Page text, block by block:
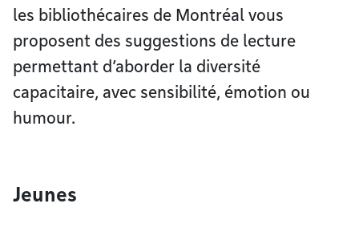
les bibliothécaires de Montréal vous
proposent des suggestions de lecture
permettant d’aborder la diversité
capacitaire, avec sensibilité, émotion ou
humour.
Jeunes